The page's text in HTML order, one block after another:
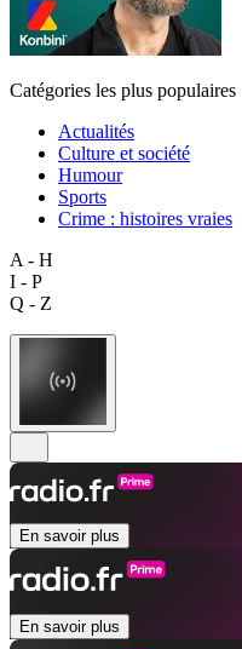
Catégories les plus populaires
Actualités
Culture et société
Humour
Sports
Crime : histoires vraies
A - H
I - P
Q - Z
En savoir plus
En savoir plus